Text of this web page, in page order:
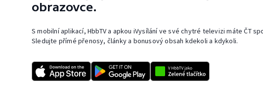
obrazovce.
S mobilní aplikací, HbbTV a apkou iVysílání ve své chytré televizi máte ČT
Sledujte přímé přenosy, články a bonusový obsah kdekoli a kdykoli.